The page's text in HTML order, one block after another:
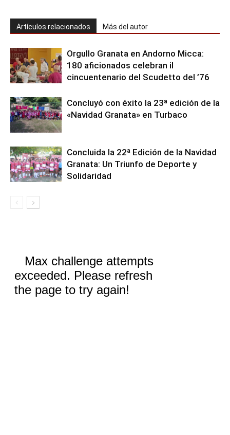
Artículos relacionados Más del autor
Orgullo Granata en Andorno Micca:
180 aficionados celebran il
cincuentenario del Scudetto del ’76
Concluyó con éxito la 23ª edición de la
«Navidad Granata» en Turbaco
Concluida la 22ª Edición de la Navidad
Granata: Un Triunfo de Deporte y
Solidaridad